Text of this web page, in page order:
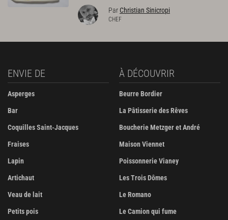
Par Christian Sinicropi
CHEF
ENVIE DE
Asperges
Bar
Coquilles Saint-Jacques
Fraises
Lapin
Artichaut
Veau de lait
Petits pois
À DÉCOUVRIR
Beurre Bordier
La Pâtisserie des Rêves
Boucherie Metzger et André
Maison Viennet
Poissonnerie Vianey
Les Trois Dômes
Le Romano
Le Camion qui fume